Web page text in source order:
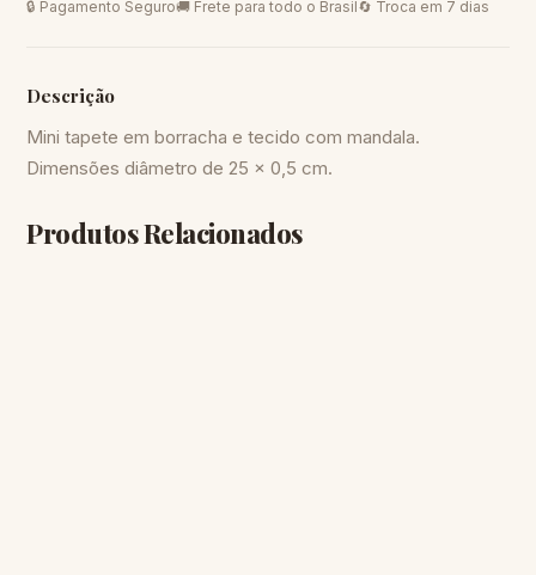
🔒 Pagamento Seguro🚚 Frete para todo o Brasil🔄 Troca em 7 dias
Descrição
Mini tapete em borracha e tecido com mandala.
Dimensões diâmetro de 25 x 0,5 cm.
Produtos Relacionados